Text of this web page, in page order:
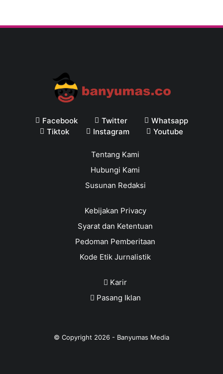
Facebook Twitter
Whatsapp
Tiktok
Instagram Youtube
Tentang Kami
Hubungi Kami
Susunan Redaksi
Kebijakan Privacy
Syarat dan Ketentuan
Pedoman Pemberitaan
Kode Etik Jurnalistik
Karir
Pasang Iklan
© Copyright 2026 - Banyumas Media